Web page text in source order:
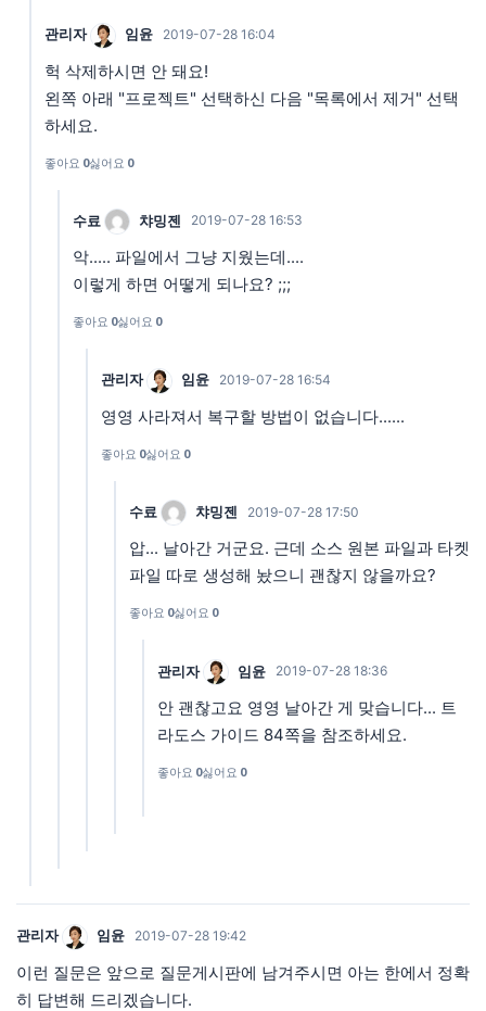
관리자 임윤 2019-07-28 16:04
헉 삭제하시면 안 돼요!
왼쪽 아래 "프로젝트" 선택하신 다음 "목록에서 제거" 선택
하세요.
좋아요 0싫어요 0
수료 챠밍젠 2019-07-28 16:53
악..... 파일에서 그냥 지웠는데....
이렇게 하면 어떻게 되나요? ;;;
좋아요 0싫어요 0
관리자 임윤 2019-07-28 16:54
영영 사라져서 복구할 방법이 없습니다......
좋아요 0싫어요 0
수료 챠밍젠 2019-07-28 17:50
압... 날아간 거군요. 근데 소스 원본 파일과 타켓
파일 따로 생성해 놨으니 괜찮지 않을까요?
좋아요 0싫어요 0
관리자 임윤 2019-07-28 18:36
안 괜찮고요 영영 날아간 게 맞습니다... 트
라도스 가이드 84쪽을 참조하세요.
좋아요 0싫어요 0
관리자 임윤 2019-07-28 19:42
이런 질문은 앞으로 질문게시판에 남겨주시면 아는 한에서 정확
히 답변해 드리겠습니다.